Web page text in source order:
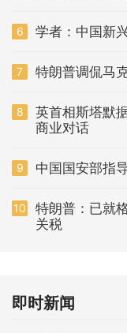
6 学者：中国新
7 特朗普调侃马
8
英首相斯塔默
商业对话
9 中国国安部指
10
特朗普：已就
关税
即时新闻